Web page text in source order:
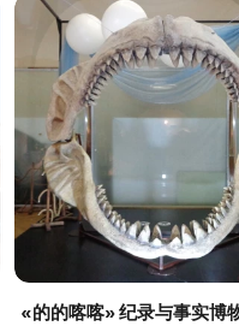
«的的喀喀» 纪录与事实博